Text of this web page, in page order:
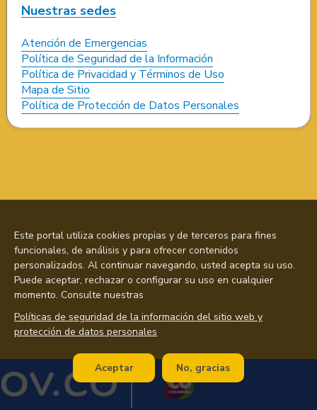
Nuestras sedes
Atención de Emergencias
Política de Seguridad de la Información
Política de Privacidad y Términos de Uso
Mapa de Sitio
Política de Protección de Datos Personales
Este portal utiliza cookies propias y de terceros para fines
funcionales, de análisis y para ofrecer contenidos
personalizados. Al continuar navegando, usted acepta su uso.
Puede aceptar, rechazar o configurar su uso en cualquier
momento. Consulte nuestras
Políticas de seguridad de la información del sitio web y
protección de datos personales
Aceptar No, gracias